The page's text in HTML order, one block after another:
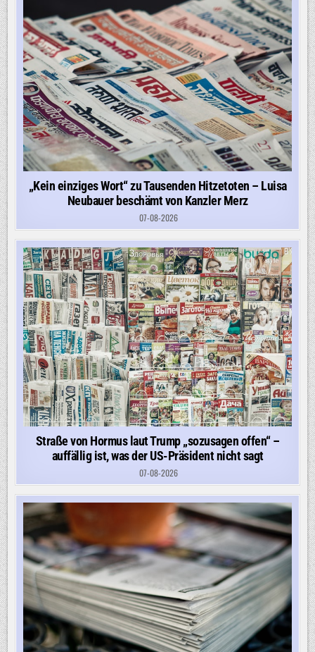
„Kein einziges Wort“ zu Tausenden Hitzetoten – Luisa
Neubauer beschämt von Kanzler Merz
07-08-2026
Straße von Hormus laut Trump „sozusagen offen“ –
auffällig ist, was der US-Präsident nicht sagt
07-08-2026